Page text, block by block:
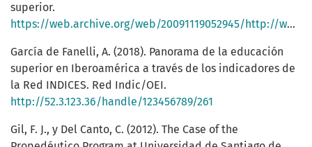
superior.
https://web.archive.org/web/20091119052945/http://www.fundacionequitas.org/campañas/manifiesto
García de Fanelli, A. (2018). Panorama de la educación
superior en Iberoamérica a través de los indicadores de
la Red INDICES. Red Indic/OEI.
http://52.3.123.36/handle/123456789/261
Gil, F. J., y Del Canto, C. (2012). The Case of the